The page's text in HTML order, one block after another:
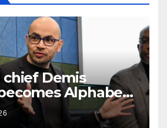
chief Demis
Alphabet
in leadership